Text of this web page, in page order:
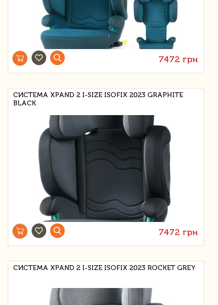
7472 грн
СИСТЕМА XPAND 2 I-SIZE ISOFIX 2023 GRAPHITE
BLACK
7472 грн
СИСТЕМА XPAND 2 I-SIZE ISOFIX 2023 ROCKET GREY